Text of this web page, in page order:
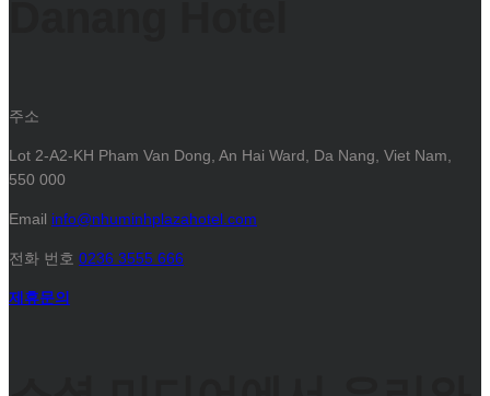
주소
Lot 2-A2-KH Pham Van Dong, An Hai Ward, Da Nang, Viet Nam,
550 000
Email info@nhuminhplazahotel.com
전화 번호 0236 3555 666
제휴문의